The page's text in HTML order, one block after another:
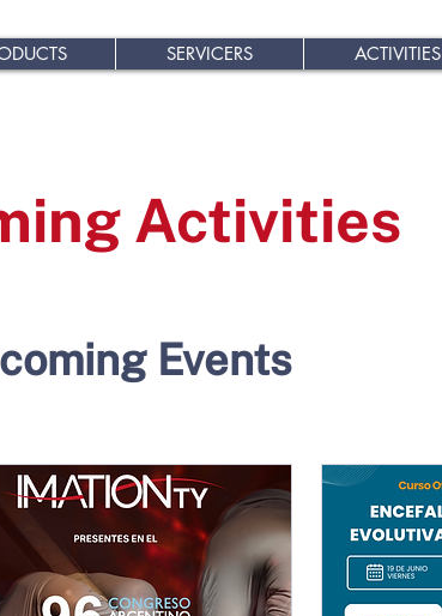
SERVICERS ACTIVITIES
Activities
Events